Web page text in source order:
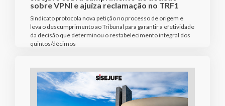
sobre VPNI e ajuíza reclamação no TRF1
Sindicato protocola nova petição no processo de origem e
leva o descumprimento ao Tribunal para garantir a efetividade
da decisão que determinou o restabelecimento integral dos
quintos/décimos